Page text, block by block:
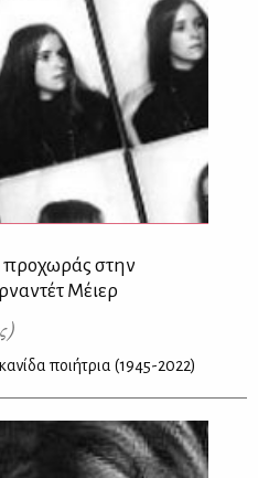
προχωράς στην
Μέιερ
ποιήτρια (1945-2022)